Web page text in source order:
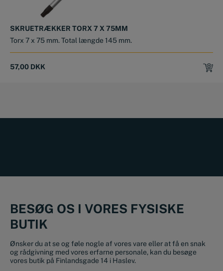
SKRUETRÆKKER TORX 7 X 75MM
Torx 7 x 75 mm. Total længde 145 mm.
57,00 DKK
BESØG OS I VORES FYSISKE
BUTIK
Ønsker du at se og føle nogle af vores vare eller at få en snak
og rådgivning med vores erfarne personale, kan du besøge
vores butik på Finlandsgade 14 i Haslev.